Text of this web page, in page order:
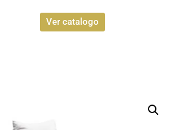
Ver catalogo